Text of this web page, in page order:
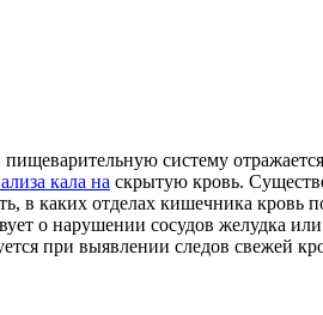
систему
кала на скрытую кровь.
в каких отделах кишечника кровь
о нарушении сосудов желудка
при выявлении следов свежей